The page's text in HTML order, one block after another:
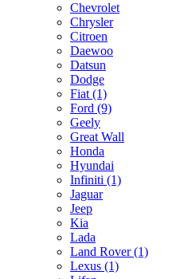
Chevrolet
Chrysler
Citroen
Daewoo
Datsun
Dodge
Fiat (1)
Ford (9)
Geely
Great Wall
Honda
Hyundai
Infiniti (1)
Jaguar
Jeep
Kia
Lada
Land Rover(1)
Lexus (1)